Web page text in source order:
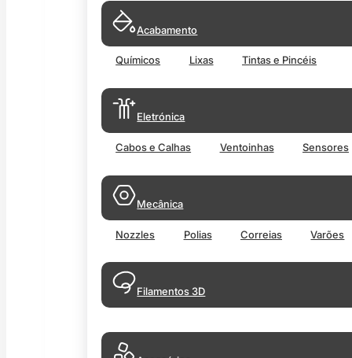
Acabamento
Químicos Lixas Tintas e Pincéis
Eletrónica
Cabos e Calhas Ventoinhas Sensores
Mecânica
Nozzles Polias Correias Varões
Filamentos 3D